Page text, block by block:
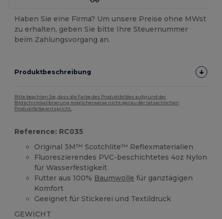
Haben Sie eine Firma? Um unsere Preise ohne MWst
zu erhalten, geben Sie bitte Ihre Steuernummer
beim Zahlungsvorgang an.
Produktbeschreibung
Bitte beachten Sie, dass die Farbe des Produktbildes aufgrund der
Bildschirmkalibrierung möglicherweise nicht genau der tatsächlichen
Produktfarbe entspricht.
Reference: RC035
Original 3M™ Scotchlite™ Reflexmaterialien
Fluoreszierendes PVC-beschichtetes 4oz Nylon
für Wasserfestigkeit
Futter aus 100% Baumwolle für ganztägigen
Komfort
Geeignet für Stickerei und Textildruck
GEWICHT